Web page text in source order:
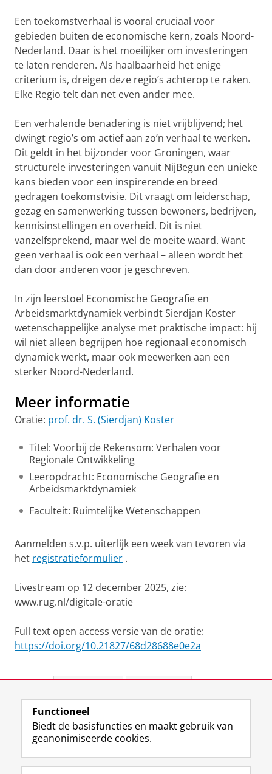
Een toekomstverhaal is vooral cruciaal voor
gebieden buiten de economische kern, zoals Noord-
Nederland. Daar is het moeilijker om investeringen
te laten renderen. Als haalbaarheid het enige
criterium is, dreigen deze regio’s achterop te raken.
Elke Regio telt dan net even ander mee.
Een verhalende benadering is niet vrijblijvend; het
dwingt regio’s om actief aan zo’n verhaal te werken.
Dit geldt in het bijzonder voor Groningen, waar
structurele investeringen vanuit NijBegun een unieke
kans bieden voor een inspirerende en breed
gedragen toekomstvisie. Dit vraagt om leiderschap,
gezag en samenwerking tussen bewoners, bedrijven,
kennisinstellingen en overheid. Dit is niet
vanzelfsprekend, maar wel de moeite waard. Want
geen verhaal is ook een verhaal – alleen wordt het
dan door anderen voor je geschreven.
In zijn leerstoel Economische Geografie en
Arbeidsmarktdynamiek verbindt Sierdjan Koster
wetenschappelijke analyse met praktische impact: hij
wil niet alleen begrijpen hoe regionaal economisch
dynamiek werkt, maar ook meewerken aan een
sterker Noord-Nederland.
Meer informatie
Oratie: prof. dr. S. (Sierdjan) Koster
Titel: Voorbij de Rekensom: Verhalen voor
Regionale Ontwikkeling
Leeropdracht: Economische Geografie en
Arbeidsmarktdynamiek
Faculteit: Ruimtelijke Wetenschappen
Aanmelden s.v.p. uiterlijk een week van tevoren via
het registratieformulier .
Livestream op 12 december 2025, zie:
www.rug.nl/digitale-oratie
Full text open access versie van de oratie:
https://doi.org/10.21827/68d28688e0e2a
View this page in:English
Volg de RUG
F
a
L
i
R
S
I
n
Y
o
Functioneel
Biedt de basisfuncties en maakt gebruik van
geanonimiseerde cookies.